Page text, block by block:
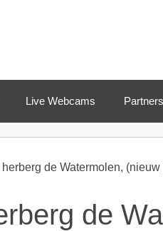
Live Webcams
herberg de Watermolen,
de